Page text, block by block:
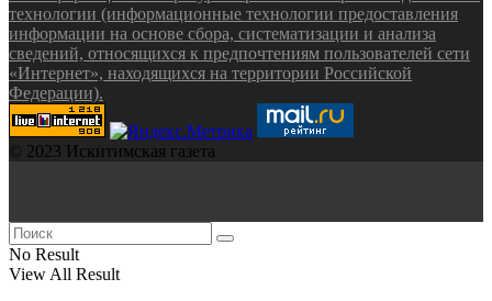
технологии (информационные технологии предоставления
информации на основе сбора, систематизации и анализа
сведений, относящихся к предпочтениям пользователей сети
«Интернет», находящихся на территории Российской
Федерации).
© 2023 Искитимская газета
No Result
View All Result